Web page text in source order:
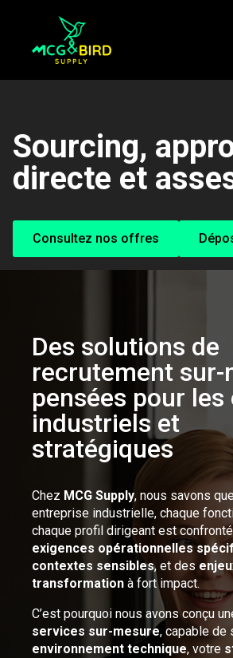
Sourcing,
directe et
Consultez nos offres
Des solutions de
recrutement sur-
pensées pour les
industriels et
stratégiques
Chez MCG Supply, nous savons
entreprise industrielle, chaque
chaque profil dirigeant est
exigences opérationnelles
contextes sensibles, et des
transformation à fort impact.
C’est pourquoi nous avons conçu
services sur-mesure, capable de
environnement technique, votre